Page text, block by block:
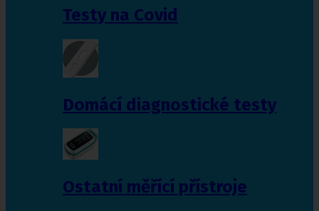
Testy na Covid
Domácí diagnostické testy
Ostatní měřící přístroje